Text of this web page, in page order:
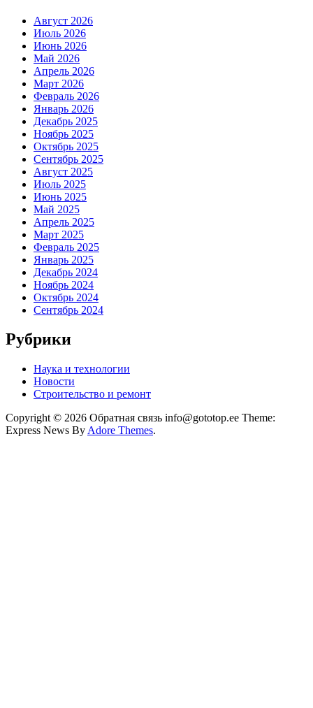
Август 2026
Июль 2026
Июнь 2026
Май 2026
Апрель 2026
Март 2026
Февраль 2026
Январь 2026
Декабрь 2025
Ноябрь 2025
Октябрь 2025
Сентябрь 2025
Август 2025
Июль 2025
Июнь 2025
Май 2025
Апрель 2025
Март 2025
Февраль 2025
Январь 2025
Декабрь 2024
Ноябрь 2024
Октябрь 2024
Сентябрь 2024
Рубрики
Наука и технологии
Новости
Строительство и ремонт
Copyright © 2026 Обратная связь info@gototop.ee Theme:
Express News By Adore Themes.